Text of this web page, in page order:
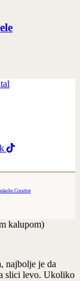
Creative
kalupom)
najbolje je da
slici levo. Ukoliko